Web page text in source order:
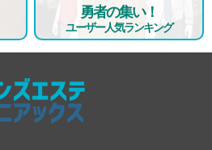
勇者の集い！
ユーザー人気ランキング